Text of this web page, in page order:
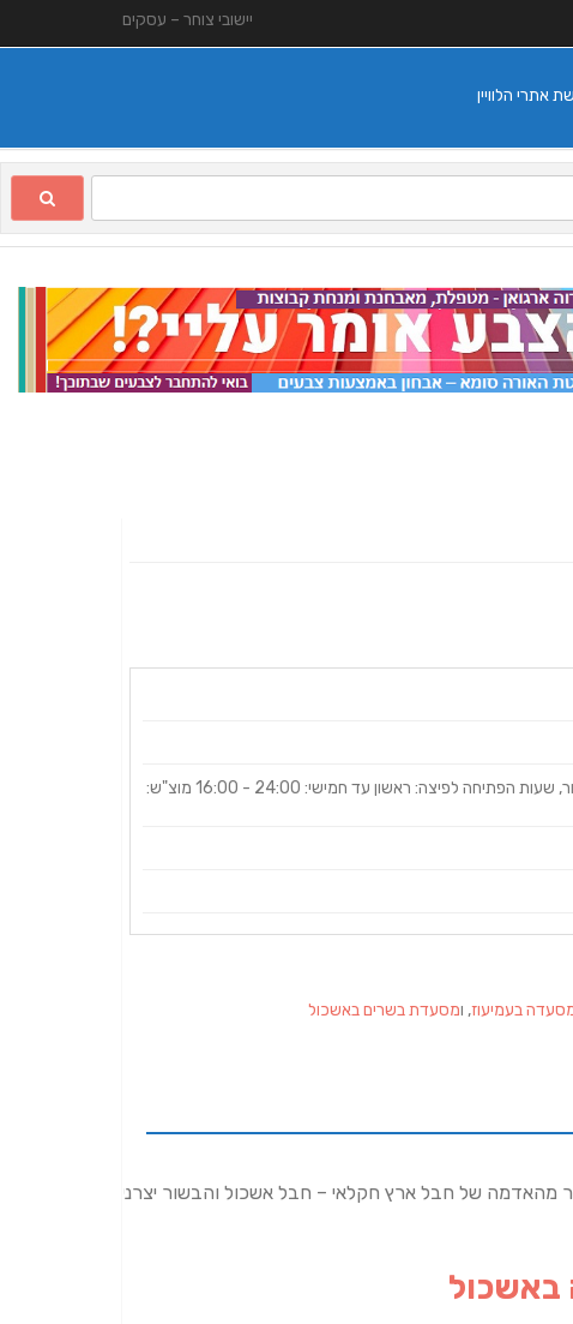
יישובי צוחר – עסקים
אתרי הלוויין
ראשון עד חמישי: ‏‏21:00‏ - ‏10:00‏‏, ‏יום שישי‏ שבת סגור, שעות הפתיחה לפיצה: ראשון עד חמישי: 24:00 - 16:00 מוצ"ש:
בעמיעוז, ומסעדת בשרים באשכול
מהאדמה של חבל ארץ חקלאי – חבל אשכול והבשור יצרני